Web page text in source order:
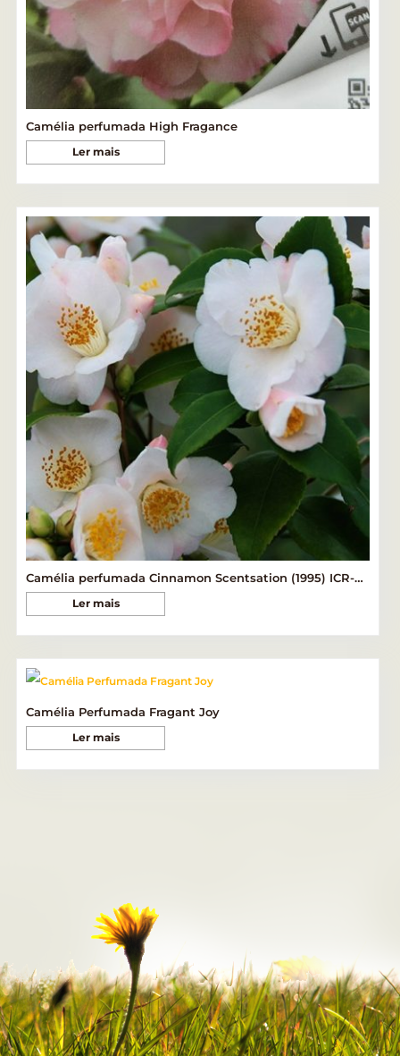
Camélia perfumada High Fragance
Ler mais
Camélia perfumada Cinnamon Scentsation (1995) ICR-2881
Ler mais
Camélia Perfumada Fragant Joy
Ler mais